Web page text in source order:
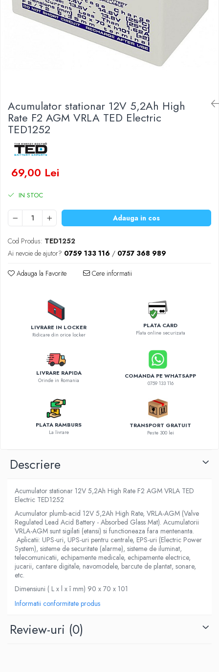
Becuri LED
Prelungitoare
Stabilizatoare tensiune
Ventilatoare
Diverse gadgeturi
Cablu coaxial
Periferice PC
Redresoare
Roboti pornire
Diverse accesorii auto
Carcase protectie NOCO BOOST
Invertoare Auto
Aparate de spalat cu presiune
Baterii Zinc-Aer
Acumulator stationar 12V 5,2Ah High
Rate F2 AGM VRLA TED Electric
TED1252
69,00 Lei
IN STOC
Adauga in cos
Cod Produs: TED1252
Ai nevoie de ajutor? 0759 133 116 / 0757 368 989
Adauga la Favorite Cere informatii
LIVRARE IN LOCKER
Ridicare din orice locker
PLATA CARD
Plata online securizata
LIVRARE RAPIDA
Orinde in Romania
COMANDA PE WHATSAPP
0759 133 116
PLATA RAMBURS
La livrare
TRANSPORT GRATUIT
Peste 300 lei
Descriere
Acumulator stationar 12V 5,2Ah High Rate F2 AGM VRLA TED
Electric TED1252
Acumulator plumb-acid 12V 5,2Ah High Rate, VRLA-AGM (Valve
Regulated Lead Acid Battery - Absorbed Glass Mat). Acumulatorii
VRLA-AGM sunt sigilati (etansi) si functioneaza fara mentenanta.
Aplicatii: UPS-uri, UPS-uri pentru centrale, EPS-uri (Electric Power
System), sisteme de securitate (alarme), sisteme de iluminat,
telecomunicatii, echipamente medicale, echipamente electrice,
jucarii, cantare digitale, navomodele, barcute de plantat, sonare,
etc.
Dimensiuni ( L x l x î mm) 90 x 70 x 101
Informatii conformitate produs
Review-uri (0)